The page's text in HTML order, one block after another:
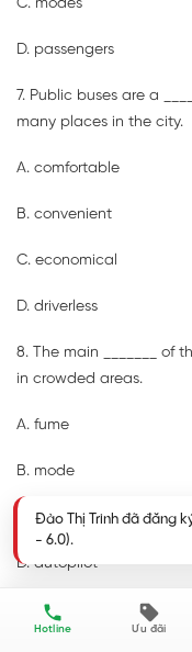
C. modes
D. passengers
7. Public buses are a
many places in the city.
A. comfortable
B. convenient
C. economical
D. driverless
8. The main _______ of
in crowded areas.
A. fume
B. mode
C. function
D. autopilot
9. Traditional bicycles
cheaper.
Hotline Ưu đãi
Đào Thị Trinh đã đăng
- 6.0).